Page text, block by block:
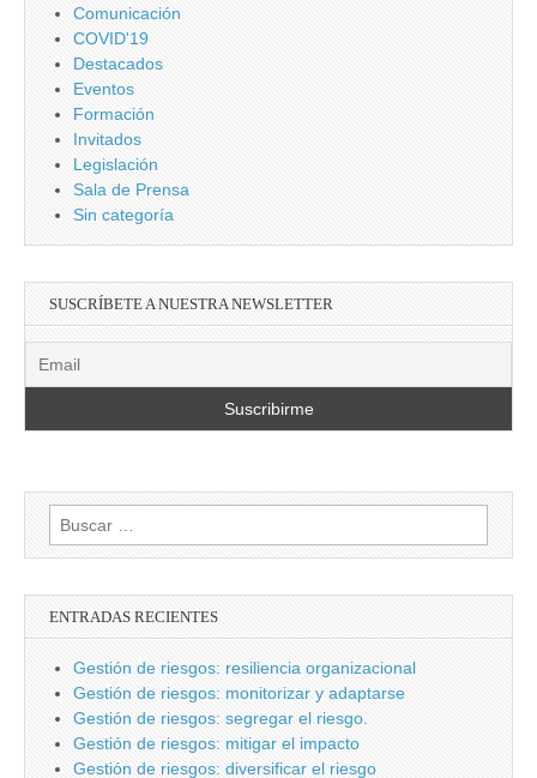
Comunicación
COVID'19
Destacados
Eventos
Formación
Invitados
Legislación
Sala de Prensa
Sin categoría
SUSCRÍBETE A NUESTRA NEWSLETTER
Buscar:
ENTRADAS RECIENTES
Gestión de riesgos: resiliencia organizacional
Gestión de riesgos: monitorizar y adaptarse
Gestión de riesgos: segregar el riesgo.
Gestión de riesgos: mitigar el impacto
Gestión de riesgos: diversificar el riesgo